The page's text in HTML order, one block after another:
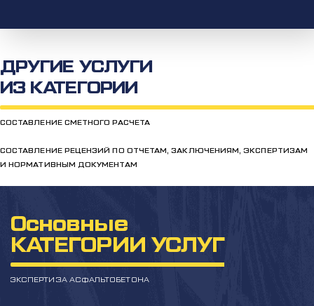
ДРУГИЕ УСЛУГИ
ИЗ КАТЕГОРИИ
СОСТАВЛЕНИЕ СМЕТНОГО РАСЧЕТА
СОСТАВЛЕНИЕ РЕЦЕНЗИЙ ПО ОТЧЕТАМ, ЗАКЛЮЧЕНИЯМ, ЭКСПЕРТИЗАМ
И НОРМАТИВНЫМ ДОКУМЕНТАМ
Основные
КАТЕГОРИИ УСЛУГ
ЭКСПЕРТИЗА АСФАЛЬТОБЕТОНА